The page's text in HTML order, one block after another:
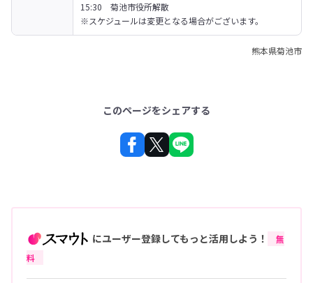
15:30　菊池市役所解散
※スケジュールは変更となる場合がございます。
熊本県菊池市
このページをシェアする
にユーザー登録してもっと活用しよう！
無
料